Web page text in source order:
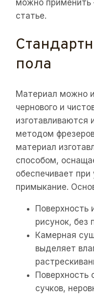
можно
статье.
пола
Материал можно
чернового и
изготавливаются
методом
материал
способом,
обеспечивает
примыкание.
Поверхность
рисунок, без
Камерная
выделяет
Поверхность
сучков,